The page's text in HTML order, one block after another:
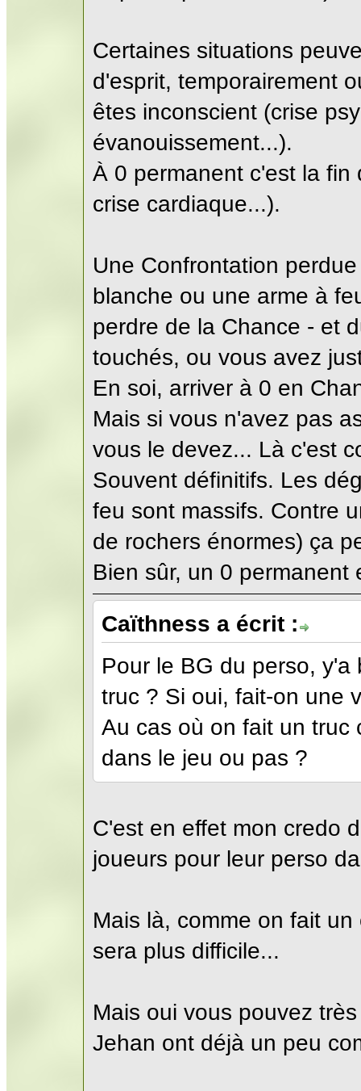
Certaines situations
d'esprit, temporairement
êtes inconscient (crise
évanouissement...).
À 0 permanent c'est la fin
crise cardiaque...).
Une Confrontation
blanche ou une arme à
perdre de la Chance - et
touchés, ou vous avez
En soi, arriver à 0 en
Mais si vous n'avez pas
vous le devez... Là c'est
Souvent définitifs. Les
feu sont massifs. Contre
de rochers énormes) ça
Bien sûr, un 0 permanent
Caïthness a écrit :
Pour le BG du perso,
truc ? Si oui, fait-on une
Au cas où on fait un truc
dans le jeu ou pas ?
C'est en effet mon credo
joueurs pour leur perso
Mais là, comme on fait
sera plus difficile...
Mais oui vous pouvez
Jehan ont déjà un peu